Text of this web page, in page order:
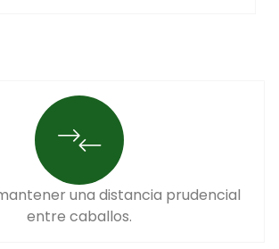
una distancia prudencial
entre caballos.